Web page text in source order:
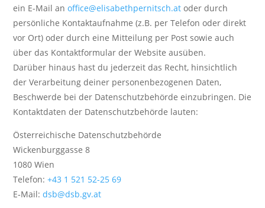
ein E-Mail anoffice@elisabethpernitsch.at oder durch
persönliche Kontaktaufnahme (z.B. per Telefon oder direkt
vor Ort) oder durch eine Mitteilung per Post sowie auch
über das Kontaktformular der Website ausüben.
Darüber hinaus hast du jederzeit das Recht, hinsichtlich
der Verarbeitung deiner personenbezogenen Daten,
Beschwerde bei der Datenschutzbehörde einzubringen. Die
Kontaktdaten der Datenschutzbehörde lauten:
Österreichische Datenschutzbehörde
Wickenburggasse 8
1080 Wien
Telefon:+43 1 521 52-25 69
E‑Mail:dsb@dsb.gv.at